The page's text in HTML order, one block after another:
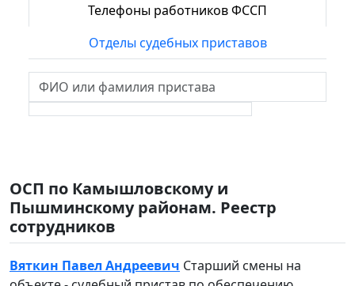
Телефоны работников ФССП
Отделы судебных приставов
ОСП по Камышловскому и
Пышминскому районам. Реестр
сотрудников
Вяткин Павел Андреевич Старший смены на